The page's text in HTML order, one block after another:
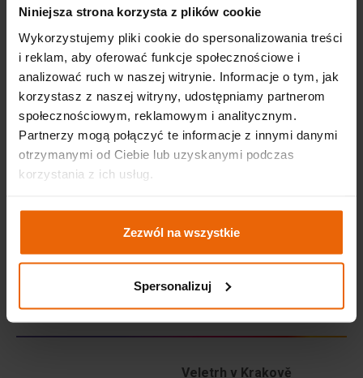
Niniejsza strona korzysta z plików cookie
Wykorzystujemy pliki cookie do spersonalizowania treści
i reklam, aby oferować funkcje społecznościowe i
analizować ruch w naszej witrynie. Informacje o tym, jak
korzystasz z naszej witryny, udostępniamy partnerom
społecznościowym, reklamowym i analitycznym.
Partnerzy mogą połączyć te informacje z innymi danymi
otrzymanymi od Ciebie lub uzyskanymi podczas
korzystania z ich usług.
Zezwól na wszystkie
Spersonalizuj
OBJEVTE PROSTORY EXPO KRAKOV
Objevte prostory EXPO Krakov
Otevřít
Mapa stránky
Pravidla používání cookies
Veletrh v Krakově